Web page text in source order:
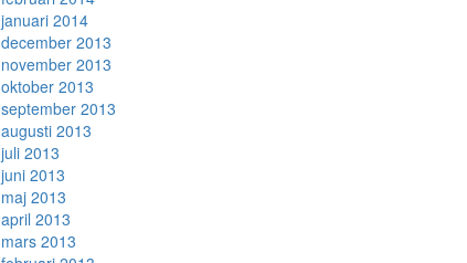
januari 2014
december 2013
november 2013
oktober 2013
september 2013
augusti 2013
juli 2013
juni 2013
maj 2013
april 2013
mars 2013